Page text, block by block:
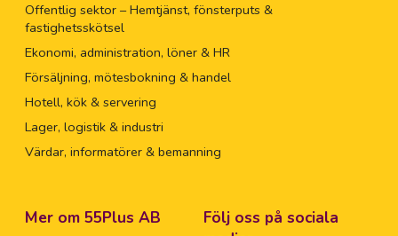
Offentlig sektor – Hemtjänst, fönsterputs &
fastighetsskötsel
Ekonomi, administration, löner & HR
Försäljning, mötesbokning & handel
Hotell, kök & servering
Lager, logistik & industri
Värdar, informatörer & bemanning
Mer om 55Plus AB
Följ oss på sociala